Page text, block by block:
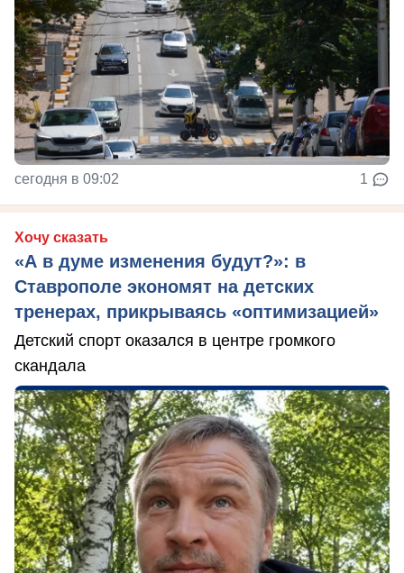
сегодня в 09:02 1
Хочу сказать
«А в думе изменения будут?»: в
Ставрополе экономят на детских
тренерах, прикрываясь «оптимизацией»
Детский спорт оказался в центре громкого
скандала